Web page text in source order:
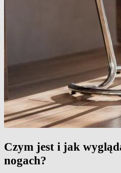
Czym jest i jak
nogach?